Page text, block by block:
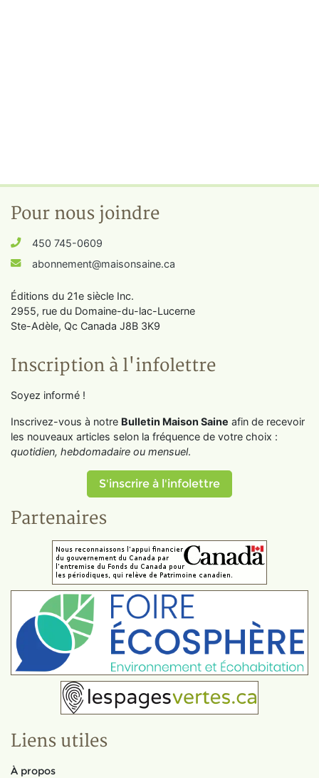
Pour nous joindre
450 745-0609
abonnement@maisonsaine.ca
Éditions du 21e siècle Inc.
2955, rue du Domaine-du-lac-Lucerne
Ste-Adèle, Qc Canada J8B 3K9
Inscription à l'infolettre
Soyez informé !
Inscrivez-vous à notre Bulletin Maison Saine afin de recevoir
les nouveaux articles selon la fréquence de votre choix :
quotidien, hebdomadaire ou mensuel.
S'inscrire à l'infolettre
Partenaires
Liens utiles
À propos